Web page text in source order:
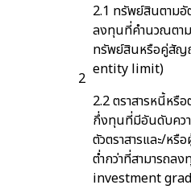
2
2.1 ทรัพย์สินตามอั
ลงทุนที่คำนวณตา
ทรัพย์สินหรือคู่สั
entity limit)
2.2 ตราสารหนี้หรื
กึ่งทุนที่มีอันดับคว
ตัวตราสารและ/หรื
ต่ำกว่าที่สามารถล
investment